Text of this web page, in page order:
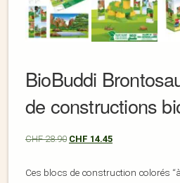
BioBuddi
de constructions
CHF28.90 CHF 14.45
Ces blocs de construction colorés